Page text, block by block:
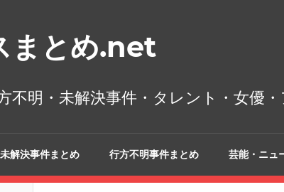
まとめ.net
不明・未解決事件・タレント・女優
未解決事件まとめ 行方不明事件まとめ 芸能・ニュ